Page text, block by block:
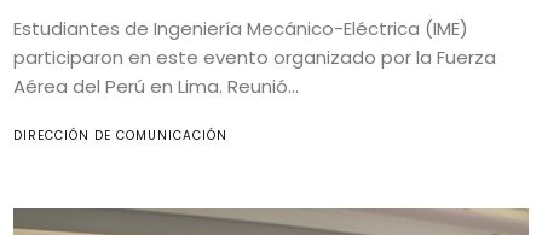
Estudiantes de Ingeniería Mecánico-Eléctrica (IME)
participaron en este evento organizado por la Fuerza
Aérea del Perú en Lima. Reunió...
DIRECCIÓN DE COMUNICACIÓN